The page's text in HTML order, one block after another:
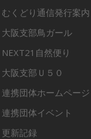
むくどり通信発行案内
大阪支部鳥ガール
NEXT21自然便り
大阪支部Ｕ５０
連携団体ホームページ
連携団体イベント
更新記録